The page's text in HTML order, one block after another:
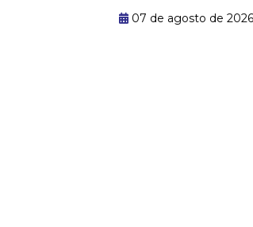
07 de agosto de 2026